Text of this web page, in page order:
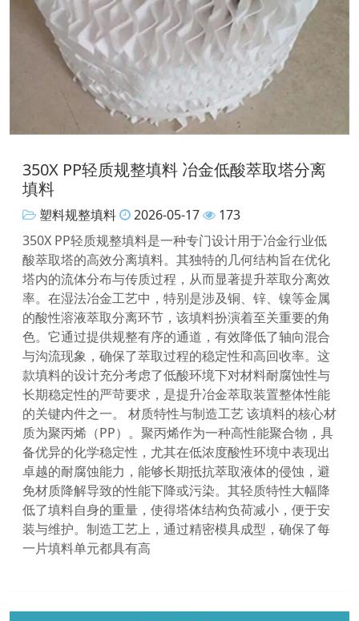
350X PP轻质规整填料 冶金低酸萃取塔分离
填料
塑料规整填料 2026-05-17
173
350X PP轻质规整填料是一种专门设计用于冶金行业低
酸萃取塔的高效分离填料。其独特的几何结构旨在优化
塔内的流体分布与传质过程，从而显著提升萃取分离效
率。在湿法冶金工艺中，特别是涉及铜、锌、镍等金属
的酸性溶液萃取分离环节，该填料扮演着至关重要的角
色。它通过提供规整有序的通道，有效降低了轴向混合
与沟流现象，确保了萃取过程的稳定性和高回收率。这
款填料的设计充分考虑了低酸环境下对材料耐腐蚀性与
长期稳定性的严苛要求，是提升冶金萃取装置整体性能
的关键内件之一。 材质特性与制造工艺 该填料的核心材
质为聚丙烯（PP）。聚丙烯作为一种高性能聚合物，具
备优异的化学稳定性，尤其在低浓度酸性环境中表现出
卓越的耐腐蚀能力，能够长期抵抗萃取液体的侵蚀，避
免材质降解导致的性能下降或污染。其轻质特性大幅降
低了填料自身的重量，使得塔体结构负荷减小，便于安
装与维护。制造工艺上，通过精密模具成型，确保了每
一片填料单元都具有高